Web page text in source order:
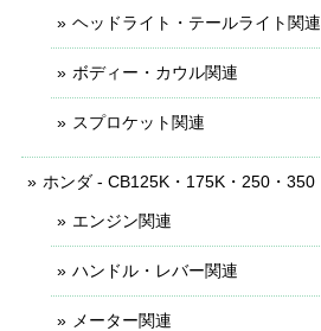
ヘッドライト・テールライト関連
ボディー・カウル関連
スプロケット関連
ホンダ - CB125K・175K・250・350
エンジン関連
ハンドル・レバー関連
メーター関連